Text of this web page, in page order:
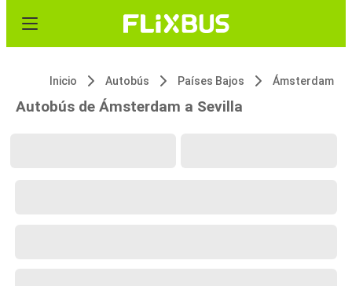
Inicio Autobús Países Bajos Ámsterdam
Autobús de Ámsterdam a Sevilla